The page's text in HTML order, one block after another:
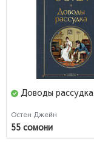
Доводы рассудка
Остен Джейн
55 сомони